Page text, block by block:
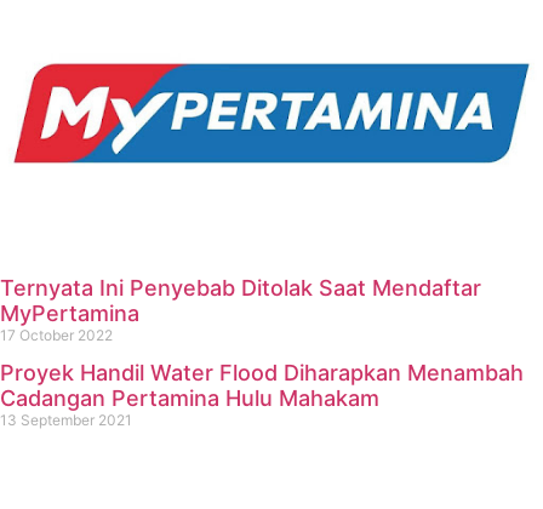
Ternyata Ini Penyebab Ditolak Saat Mendaftar
MyPertamina
17 October 2022
Proyek Handil Water Flood Diharapkan Menambah
Cadangan Pertamina Hulu Mahakam
13 September 2021